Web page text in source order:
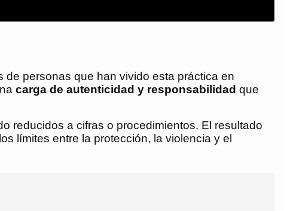
personas que han vivido esta práctica en
carga de autenticidad y responsabilidad que
reducidos a cifras o procedimientos. El resultado
límites entre la protección, la violencia y el